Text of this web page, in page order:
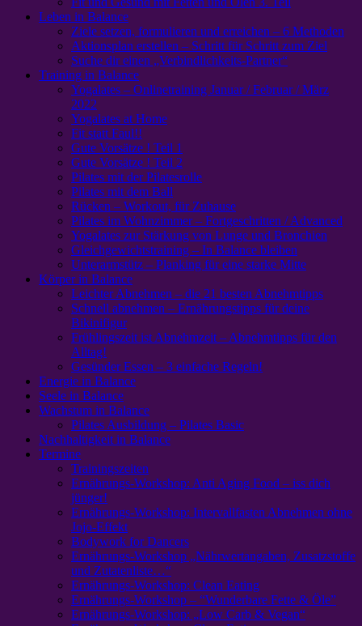
Leben in Balance
Ziele setzen, formulieren und erreichen – 6 Methoden
Aktionsplan erstellen – Schritt für Schritt zum Ziel
Suche dir einen „Verbindlichkeits-Partner“
Training in Balance
Yogalates – Onlinetraining Januar / Februar / März
2022
Yogalates at Home
Fit statt Faul!!
Gute Vorsätze ! Teil 1
Gute Vorsätze ! Teil 2
Pilates mit der Pilatesrolle
Pilates mit dem Ball
Rücken – Workout, für Zuhause
Pilates im Wohnzimmer – Fortgeschritten / Advanced
Yogalates zur Stärkung von Lunge und Bronchien
Gleichgewichtstraining – In Balance bleiben
Unterarmstütz – Planking für eine starke Mitte
Körper in Balance
Leichter Abnehmen – die 21 besten Abnehmtipps
Schnell abnehmen – Ernährungstipps für deine
Bikinifigur
Frühlingszeit ist Abnehmzeit – Abnehmtipps für den
Alltag!
Gesünder Essen – 3 einfache Regeln!
Energie in Balance
Seele in Balance
Wachstum in Balance
Pilates Ausbildung – Pilates Basic
Nachhaltigkeit in Balance
Termine
Trainingszeiten
Ernährungs-Workshop: Anti Aging Food – iss dich
jünger!
Ernährungs-Workshop: Intervallfasten Abnehmen ohne
Jojo-Effekt
Bodywork for Dancers
Ernährungs-Workshop „Nährwertangaben, Zusatzstoffe
und Zutatenliste…“
Ernährungs-Workshop: Clean Eating
Ernährungs-Workshop – “Wunderbare Fette & Öle”
Ernährungs-Workshop: „Low Carb & Vegan“